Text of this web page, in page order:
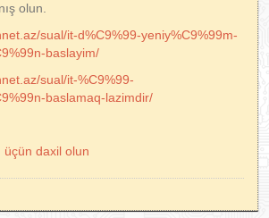
olun.
sual/it-d%C9%99-yeniy%C9%99m-
baslayim/
sual/it-%C9%99-
baslamaq-lazimdir/
daxil olun